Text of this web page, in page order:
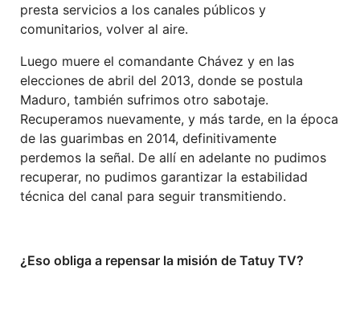
presta servicios a los canales públicos y
comunitarios, volver al aire.
Luego muere el comandante Chávez y en las
elecciones de abril del 2013, donde se postula
Maduro, también sufrimos otro sabotaje.
Recuperamos nuevamente, y más tarde, en la época
de las guarimbas en 2014, definitivamente
perdemos la señal. De allí en adelante no pudimos
recuperar, no pudimos garantizar la estabilidad
técnica del canal para seguir transmitiendo.
¿Eso obliga a repensar la misión de Tatuy TV?